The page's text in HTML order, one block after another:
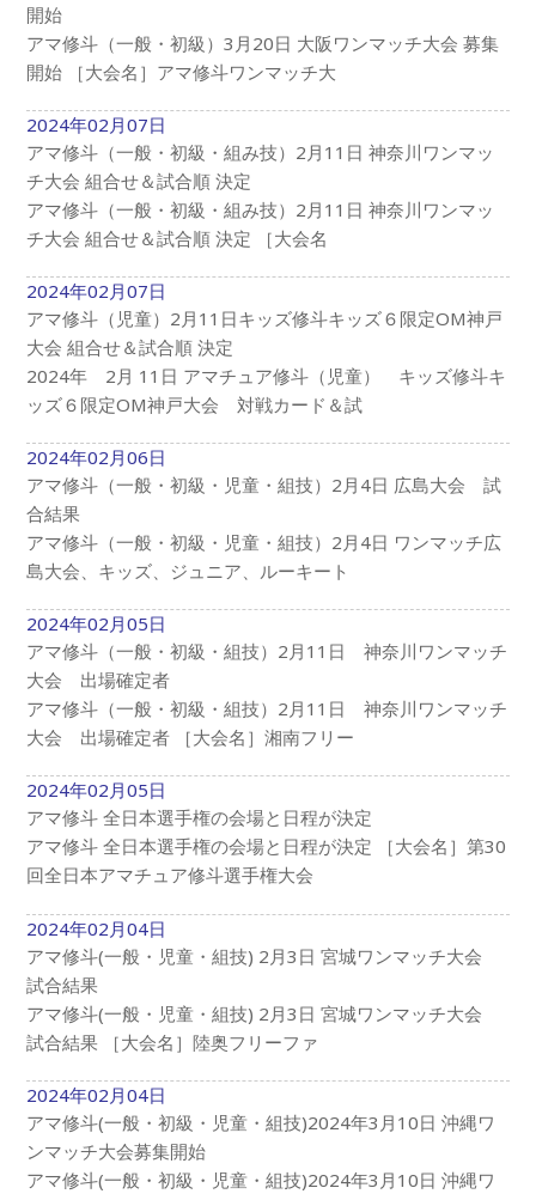
開始
アマ修斗（一般・初級）3月20日 大阪ワンマッチ大会 募集
開始 ［大会名］アマ修斗ワンマッチ大
2024年02月07日
アマ修斗（一般・初級・組み技）2月11日 神奈川ワンマッ
チ大会 組合せ＆試合順 決定
アマ修斗（一般・初級・組み技）2月11日 神奈川ワンマッ
チ大会 組合せ＆試合順 決定 ［大会名
2024年02月07日
アマ修斗（児童）2月11日キッズ修斗キッズ６限定OM神戸
大会 組合せ＆試合順 決定
2024年 2月 11日 アマチュア修斗（児童） キッズ修斗キ
ッズ６限定OM神戸大会 対戦カード＆試
2024年02月06日
アマ修斗（一般・初級・児童・組技）2月4日 広島大会 試
合結果
アマ修斗（一般・初級・児童・組技）2月4日 ワンマッチ広
島大会、キッズ、ジュニア、ルーキート
2024年02月05日
アマ修斗（一般・初級・組技）2月11日 神奈川ワンマッチ
大会 出場確定者
アマ修斗（一般・初級・組技）2月11日 神奈川ワンマッチ
大会 出場確定者 ［大会名］湘南フリー
2024年02月05日
アマ修斗 全日本選手権の会場と日程が決定
アマ修斗 全日本選手権の会場と日程が決定 ［大会名］第30
回全日本アマチュア修斗選手権大会
2024年02月04日
アマ修斗(一般・児童・組技) 2月3日 宮城ワンマッチ大会
試合結果
アマ修斗(一般・児童・組技) 2月3日 宮城ワンマッチ大会
試合結果 ［大会名］陸奥フリーファ
2024年02月04日
アマ修斗(一般・初級・児童・組技)2024年3月10日 沖縄ワ
ンマッチ大会募集開始
アマ修斗(一般・初級・児童・組技)2024年3月10日 沖縄ワ